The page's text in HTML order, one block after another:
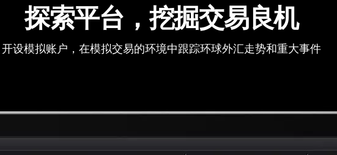
探索平台，挖掘交易良机
开设模拟账户，在模拟交易的环境中跟踪环球外汇走势和重大事件